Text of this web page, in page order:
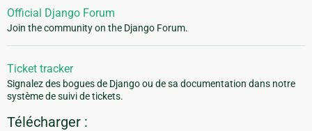
Official Django Forum
Join the community on the Django Forum.
Ticket tracker
Signalez des bogues de Django ou de sa documentation dans notre
système de suivi de tickets.
Télécharger :